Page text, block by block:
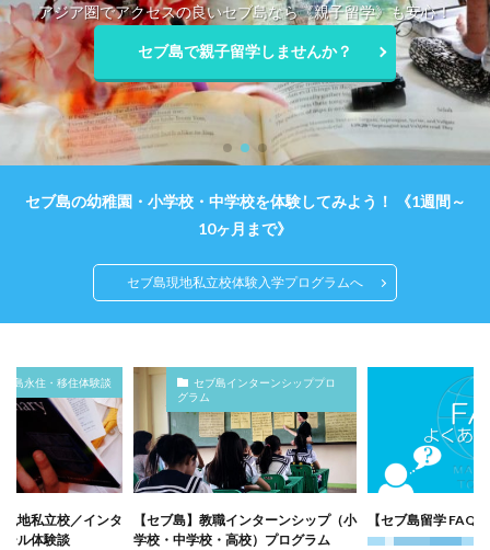
アジア圏でアクセスの良いセブ島なら《親子留学》も安心！
セブ島で親子留学しませんか？
セブ島の幼稚園・小学校・中学校を体験してみよう！ 《1週間～
10ヶ月まで》
セブ島現地私立校体験入学プログラムへ
ンターンシッププロ
ターンシップ（小
）プログラム
FAQ
【セブ島留学 FAQ】学校・コース編
サポ
セブ島インターン
配サポートサービス